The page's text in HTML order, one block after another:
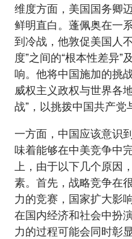
维度方面，美国国务卿
鲜明直白。蓬佩奥在一
到冷战，他敦促美国人
度”之间的“根本性差异”
响。他将中国施加的挑
威权主义政权与世界各
战”，以挑拨中国共产党
一方面，中国应该意识
味着能够在中美竞争中
上，由于以下几个原因
素。首先，战略竞争在
力的竞赛，国家扩大影
在国内经济和社会中扮
力的过程可能会同时彰